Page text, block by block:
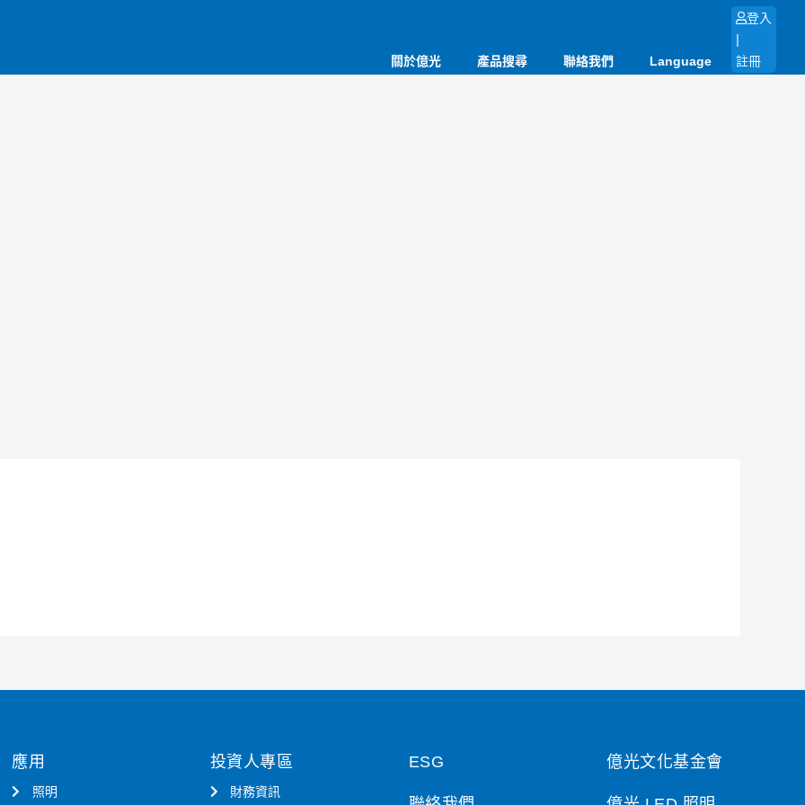
關於億光 產品搜尋 聯絡我們 Language
登入
|
註冊
應用
照明
投資人專區
財務資訊
ESG 億光文化基金會